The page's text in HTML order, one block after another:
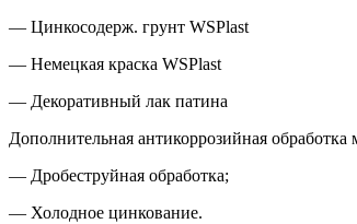
— Цинкосодерж. грунт WSPlast
— Немецкая краска WSPlast
— Декоративный лак патина
Дополнительная антикоррозийная обработка
— Дробеструйная обработка;
— Холодное цинкование.